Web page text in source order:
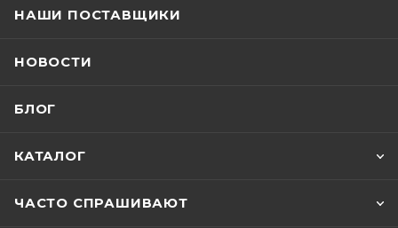
НАШИ ПОСТАВЩИКИ
НОВОСТИ
БЛОГ
КАТАЛОГ
ЧАСТО СПРАШИВАЮТ